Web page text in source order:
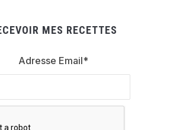
MES RECETTES
Adresse Email*